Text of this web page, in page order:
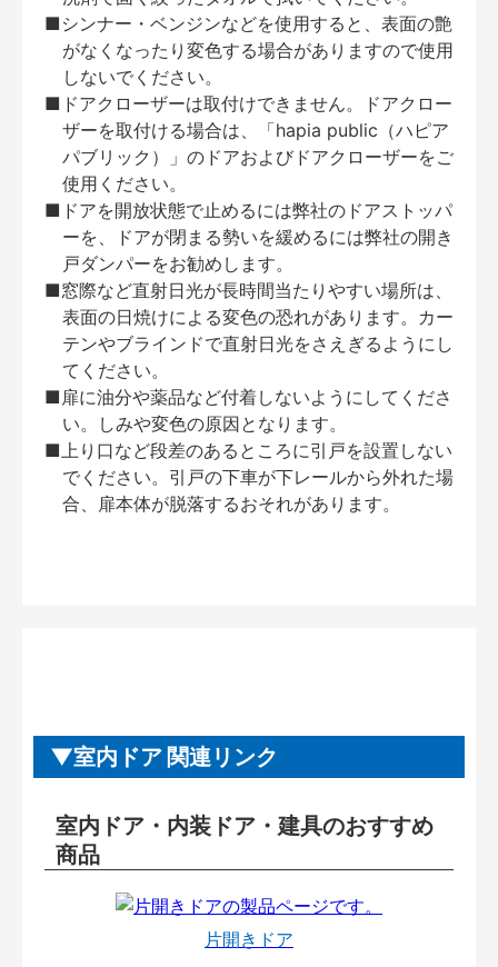
■シンナー・ベンジンなどを使用すると、表面の艶
がなくなったり変色する場合がありますので使用
しないでください。
■ドアクローザーは取付けできません。ドアクロー
ザーを取付ける場合は、「hapia public（ハピア
パブリック）」のドアおよびドアクローザーをご
使用ください。
■ドアを開放状態で止めるには弊社のドアストッパ
ーを、ドアが閉まる勢いを緩めるには弊社の開き
戸ダンパーをお勧めします。
■窓際など直射日光が長時間当たりやすい場所は、
表面の日焼けによる変色の恐れがあります。カー
テンやブラインドで直射日光をさえぎるようにし
てください。
■扉に油分や薬品など付着しないようにしてくださ
い。しみや変色の原因となります。
■上り口など段差のあるところに引戸を設置しない
でください。引戸の下車が下レールから外れた場
合、扉本体が脱落するおそれがあります。
室内ドア 関連リンク
室内ドア・内装ドア・建具のおすすめ
商品
片開きドア